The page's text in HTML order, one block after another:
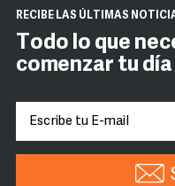
RECIBE LAS ÚLTIMAS
Todo lo que
comenzar tu día